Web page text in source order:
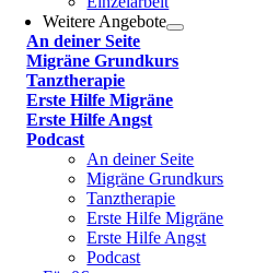
Weitere Angebote
An deiner Seite
Migräne Grundkurs
Tanztherapie
Erste Hilfe Migräne
Erste Hilfe Angst
Podcast
An deiner Seite
Migräne Grundkurs
Tanztherapie
Erste Hilfe Migräne
Erste Hilfe Angst
Podcast